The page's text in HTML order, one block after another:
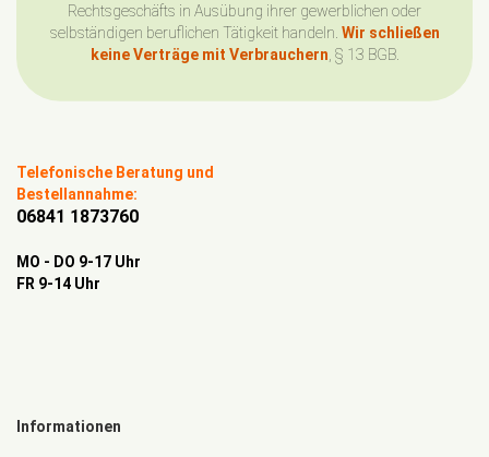
Rechtsgeschäfts in Ausübung ihrer gewerblichen oder
selbständigen beruflichen Tätigkeit handeln. Wir schließen
keine Verträge mit Verbrauchern , § 13 BGB.
Telefonische Beratung und
Bestellannahme:
06841 1873760
MO - DO 9-17 Uhr
FR 9-14 Uhr
Informationen